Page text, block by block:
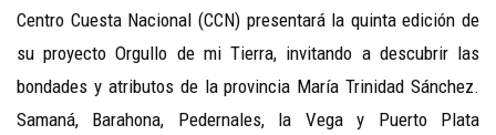
Centro Cuesta Nacional (CCN) presentará la quinta edición de
su proyecto Orgullo de mi Tierra, invitando a descubrir las
bondades y atributos de la provincia María Trinidad Sánchez.
Samaná, Barahona, Pedernales, la Vega y Puerto Plata